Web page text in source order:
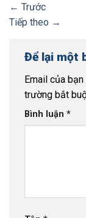
← Trước
Tiếp theo →
Để lại một
Email của
trường bắt
Bình luận *